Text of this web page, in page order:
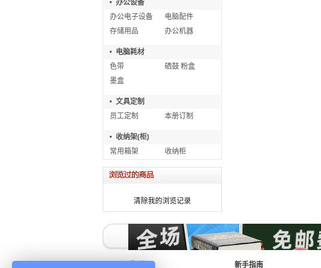
办公设备
办公电子设备
电脑配件
存储用品
办公机器
电脑耗材
色带
硒鼓 粉盒
墨盒
文具定制
员工定制
本册订制
收纳架(柜)
常用箱架
收纳柜
清除我的浏览记录
新手指南